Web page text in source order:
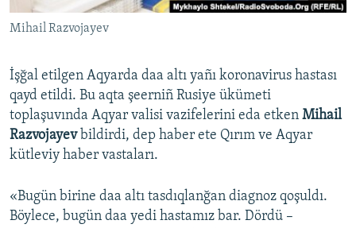
Українською
RFE/RS bütün saytları
Mihail Razvojayev
İşğal etilgen Aqyarda daa altı yañı koronavirus hastası
qayd etildi. Bu aqta şeerniñ Rusiye ükümeti
toplaşuvında Aqyar valisi vazifelerini eda etken Mihail
Razvojayevbildirdi, dep haber ete Qırım ve Aqyar
kütleviy haber vastaları.
«Bugün birine daa altı tasdıqlanğan diagnoz qoşuldı.
Böylece, bugün daa yedi hastamız bar. Dördü –